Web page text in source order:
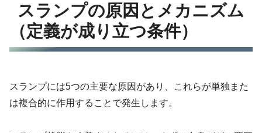
スランプの原因とメカニズム
（定義が成り立つ条件）
スランプには5つの主要な原因があり、これらが単独また
は複合的に作用することで発生します。